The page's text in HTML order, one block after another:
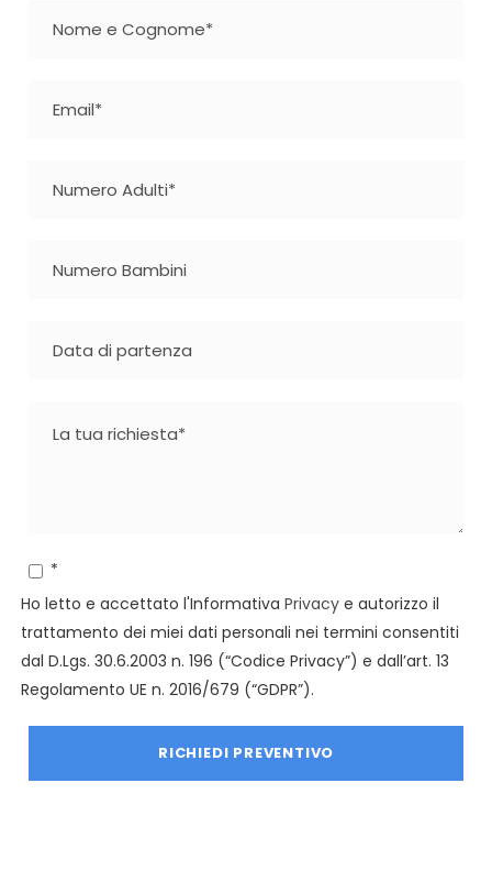
*
Ho letto e accettato l'Informativa Privacy e autorizzo il
trattamento dei miei dati personali nei termini consentiti
dal D.Lgs. 30.6.2003 n. 196 (“Codice Privacy”) e dall’art. 13
Regolamento UE n. 2016/679 (“GDPR”).